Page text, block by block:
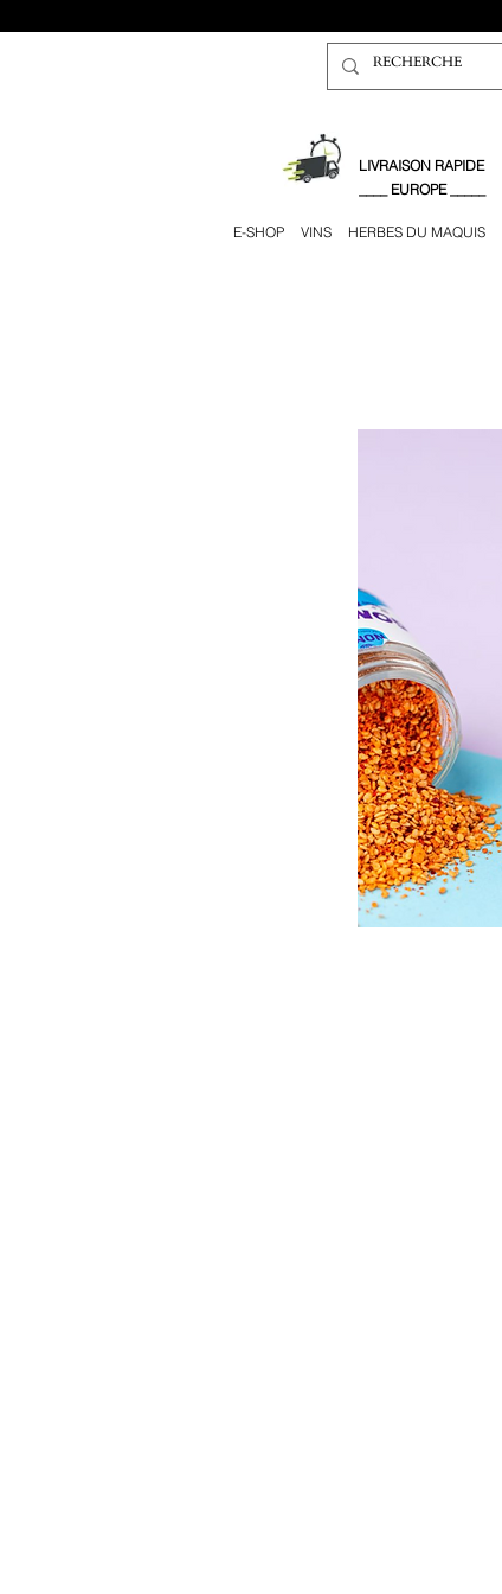
​LIVRAISON RAPIDE
____ EUROPE _____
E-SHOP VINS HERBES DU MAQUIS